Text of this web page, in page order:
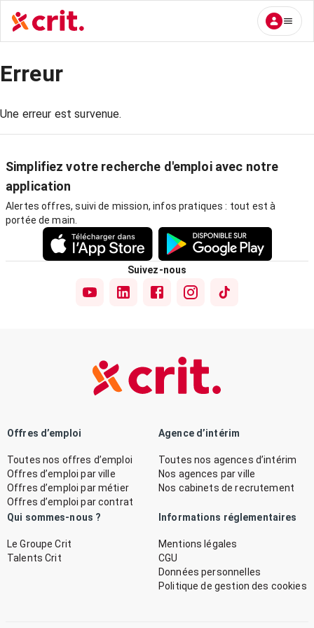
Erreur
Une erreur est survenue.
Simplifiez votre recherche d'emploi avec notre
application
Alertes offres, suivi de mission, infos pratiques : tout est à
portée de main.
Suivez-nous
Offres d’emploi
Toutes nos offres d’emploi
Offres d’emploi par ville
Offres d’emploi par métier
Offres d’emploi par contrat
Agence d’intérim
Toutes nos agences d’intérim
Nos agences par ville
Nos cabinets de recrutement
Qui sommes-nous ?
Le Groupe Crit
Talents Crit
Informations réglementaires
Mentions légales
CGU
Données personnelles
Politique de gestion des cookies